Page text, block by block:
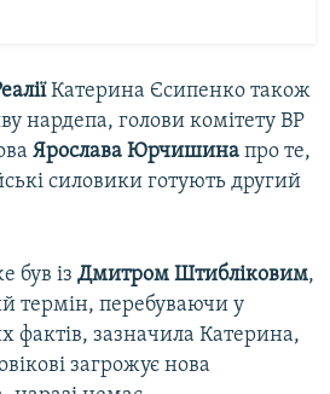
Катерина Єсипенко також
нардепа, голови комітету ВР
Ярослава Юрчишина про те,
силовики готують другий
був із Дмитром Штибліковим,
термін, перебуваючи у
фактів, зазначила Катерина,
загрожує нова